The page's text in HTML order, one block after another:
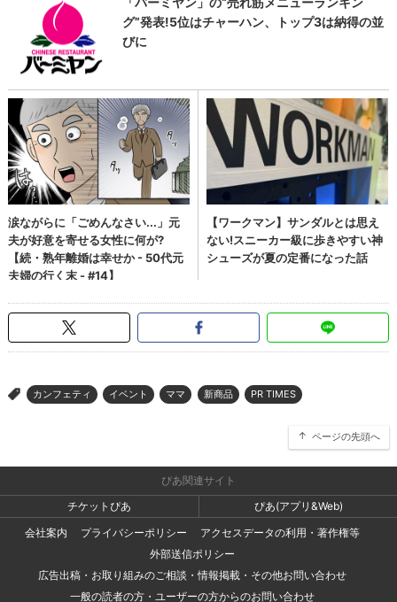
> カンフェティ イベント ママ 新商品 PR TIMES
ページの先頭へ
ぴあ関連サイト
チケットぴあ
ぴあ(アプリ&Web)
会社案内
プライバシーポリシー
アクセスデータの利用・著作権等
外部送信ポリシー
広告出稿・お取り組みのご相談・情報掲載・その他お問い合わせ
一般の読者の方・ユーザーの方からのお問い合わせ